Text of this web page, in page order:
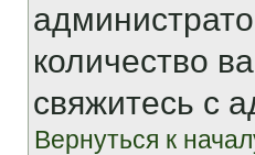
количество
свяжитесь с
Вернуться к